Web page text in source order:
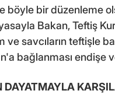
böyle bir düzenleme
Bakan, Teftiş
ve savcıların teftişle
bağlanması endişe
DAYATMAYLA